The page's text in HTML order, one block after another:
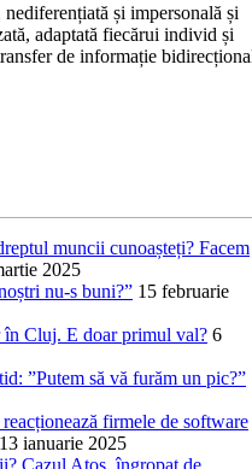
și impersonală și
adaptată fiecărui individ și
de informație
muncii cunoașteți? Facem
2025
nu-s buni?” 15 februarie
Cluj. E doar primul val? 6
”Putem să vă furăm un pic?”
firmele de software
13 ianuarie 2025
Cazul Atos, îngropat de